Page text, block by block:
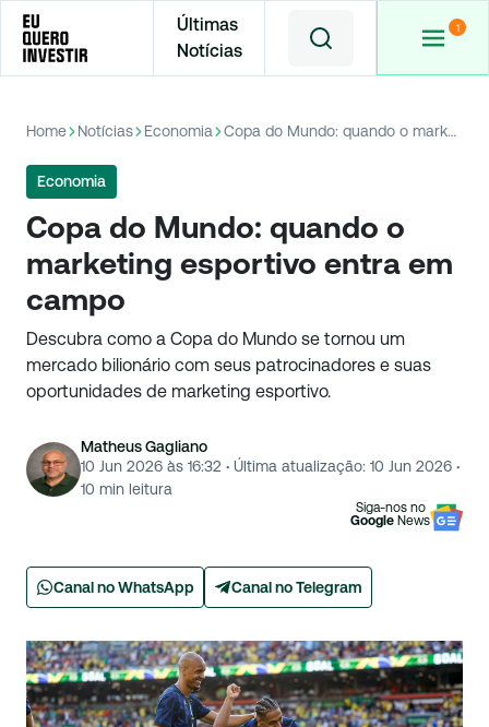
Últimas
Notícias
Home Notícias Economia Copa do Mundo: quando o marketing esportivo entra em campo
Economia
Copa do Mundo: quando o
marketing esportivo entra em
campo
Descubra como a Copa do Mundo se tornou um
mercado bilionário com seus patrocinadores e suas
oportunidades de marketing esportivo.
Matheus Gagliano
10 Jun 2026 às 16:32 · Última atualização: 10 Jun 2026 ·
10 min leitura
Siga-nos no
Google News
Canal no WhatsApp Canal no Telegram